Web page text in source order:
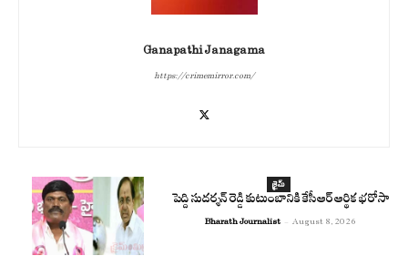
Ganapathi Janagama
https://crimemirror.com/
క్రైమ్
పెద్ది సుదర్శన్ రెడ్డి కుటుంబానికి కేసీఆర్ ఆర్థిక భరోసా
Bharath Journalist - August 8, 2026